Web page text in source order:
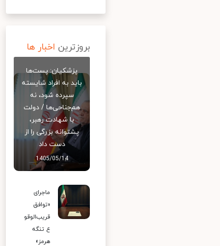
بروزترین اخبار ها
پزشکیان: پست‌ها
باید به افراد شایسته
سپرده شود، نه
هم‌جناحی‌ها / دولت
با شهادت رهبر،
پشتوانه بزرگی را از
دست داد
1405/05/14
ماجرای
«توافق
قریب‌الوقو
ع تنگه
هرمز»